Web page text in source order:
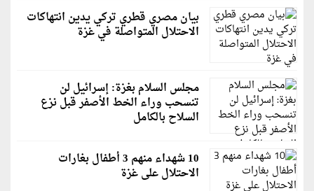
بيان مصري قطري تركي يدين انتهاكات
الاحتلال المتواصلة في غزة
مجلس السلام بغزة: إسرائيل لن
تنسحب وراء الخط الأصفر قبل نزع
السلاح بالكامل
10 شهداء منهم 3 أطفال بغارات
الاحتلال على غزة